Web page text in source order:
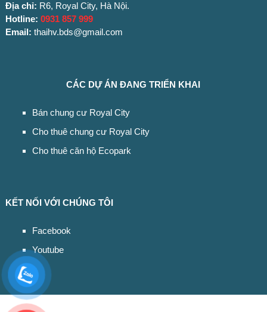
Địa chỉ: R6, Royal City, Hà Nội.
Hotline: 0931 857 999
Email: thaihv.bds@gmail.com
CÁC DỰ ÁN ĐANG TRIỂN KHAI
Bán chung cư Royal City
Cho thuê chung cư Royal City
Cho thuê căn hộ Ecopark
KẾT NỐI VỚI CHÚNG TÔI
Facebook
Youtube